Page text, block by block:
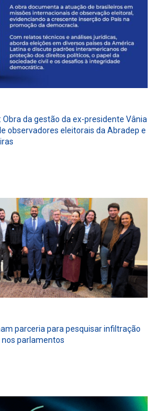
Obra da gestão da ex-presidente Vânia
observadores eleitorais da Abradep e
parceria para pesquisar infiltração
parlamentos